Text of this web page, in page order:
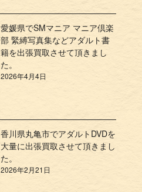
愛媛県でSMマニア マニア倶楽
部 緊縛写真集などアダルト書
籍を出張買取させて頂きまし
た。
2026年4月4日
香川県丸亀市でアダルトDVDを
大量に出張買取させて頂きまし
た。
2026年2月21日